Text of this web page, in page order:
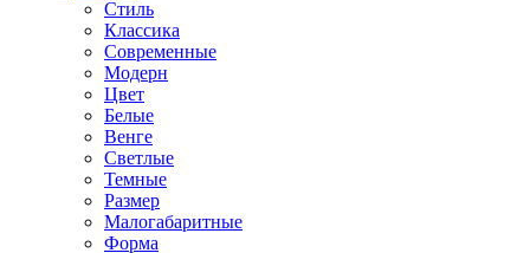
Стиль
Классика
Современные
Модерн
Цвет
Белые
Венге
Светлые
Темные
Размер
Малогабаритные
Форма